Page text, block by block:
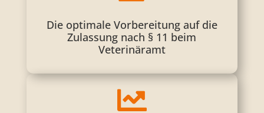
Die optimale Vorbereitung auf die
Zulassung nach § 11 beim
Veterinäramt
